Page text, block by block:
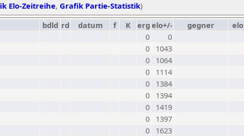
Elo-Zeitreihe, Grafik Partie-Statistik)
bdld rd datum f K erg elo+/- gegner elo
0
0
0
1043
0
1064
0
1114
0
1384
0
1394
0
1419
0
1397
0
1623